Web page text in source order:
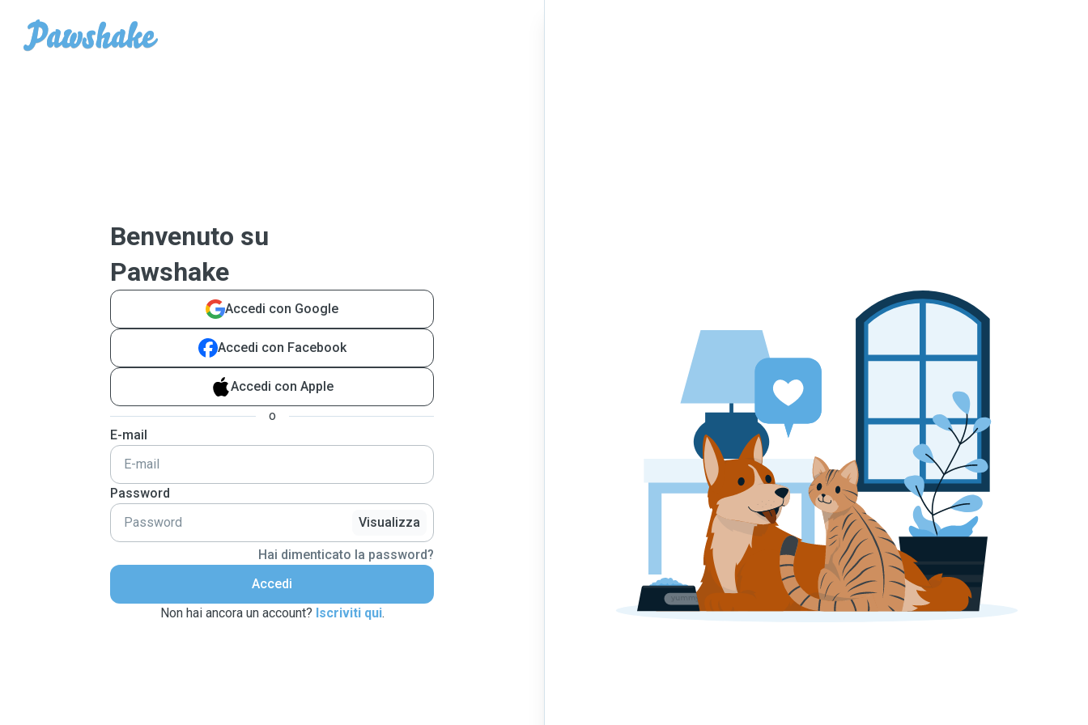
Benvenuto su
Pawshake
Accedi con Google
Accedi con Facebook
Accedi con Apple
o
E-mail
Password
Visualizza
Hai dimenticato la password?
Accedi
Non hai ancora un account? Iscriviti qui.